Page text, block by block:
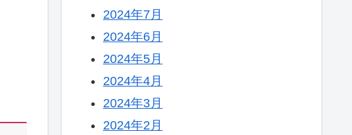
2024年7月
2024年6月
2024年5月
2024年4月
2024年3月
2024年2月